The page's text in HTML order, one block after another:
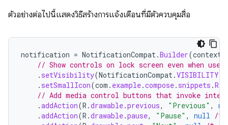
ตัวอย่างต่อไปนี้แสดงวิธีสร้างการแจ้งเตือนที่มีตัวควบคุมสื่อ
notification = NotificationCompat.Builder(context
// Show controls on lock screen even when
. setVisibility(NotificationCompat.
. setSmallIcon(com . example.compose. snippets .R
// Add media control buttons that invoke
.addAction(R .drawable.previous, "Previous" ,
.addAction(R .drawable.pause, "Pause" , null /*